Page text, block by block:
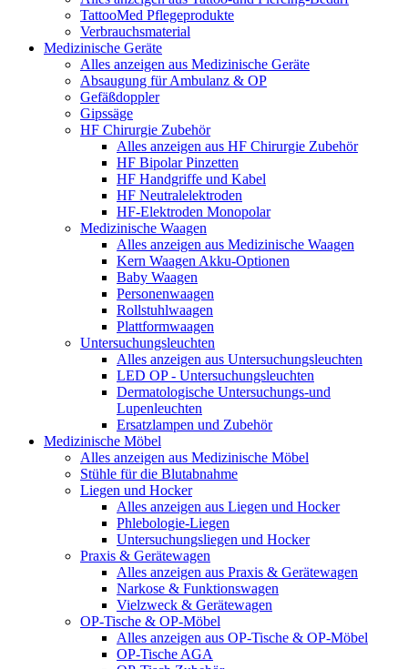
TattooMed Pflegeprodukte
Verbrauchsmaterial
Medizinische Geräte
Alles anzeigen aus Medizinische Geräte
Absaugung für Ambulanz & OP
Gefäßdoppler
Gipssäge
HF Chirurgie Zubehör
Alles anzeigen aus HF Chirurgie Zubehör
HF Bipolar Pinzetten
HF Handgriffe und Kabel
HF Neutralelektroden
HF-Elektroden Monopolar
Medizinische Waagen
Alles anzeigen aus Medizinische Waagen
Kern Waagen Akku-Optionen
Baby Waagen
Personenwaagen
Rollstuhlwaagen
Plattformwaagen
Untersuchungsleuchten
Alles anzeigen aus Untersuchungsleuchten
LED OP - Untersuchungsleuchten
Dermatologische Untersuchungs-und
Lupenleuchten
Ersatzlampen und Zubehör
Medizinische Möbel
Alles anzeigen aus Medizinische Möbel
Stühle für die Blutabnahme
Liegen und Hocker
Alles anzeigen aus Liegen und Hocker
Phlebologie-Liegen
Untersuchungsliegen und Hocker
Praxis & Gerätewagen
Alles anzeigen aus Praxis & Gerätewagen
Narkose & Funktionswagen
Vielzweck & Gerätewagen
OP-Tische & OP-Möbel
Alles anzeigen aus OP-Tische & OP-Möbel
OP-Tische AGA